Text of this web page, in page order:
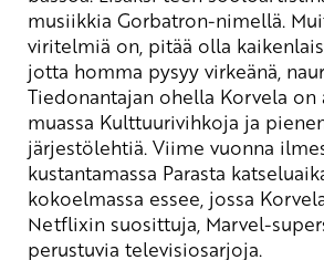
musiikkia Gorbatron-nimellä.
viritelmiä on, pitää olla
jotta homma pysyy virkeänä,
Tiedonantajan ohella Korvela on
muassa Kulttuurivihkoja ja
järjestölehtiä. Viime vuonna
kustantamassa Parasta
kokoelmassa essee, jossa
Netflixin suosittuja, Marvel-
perustuvia televisiosarjoja.